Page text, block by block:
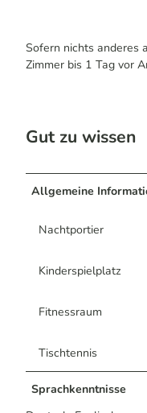
Sofern nichts anderes
Zimmer bis 1 Tag vor
Gut zu wissen
Allgemeine
Nachtportier
Kinderspielplatz
Fitnessraum
Tischtennis
Sprachkenntnisse